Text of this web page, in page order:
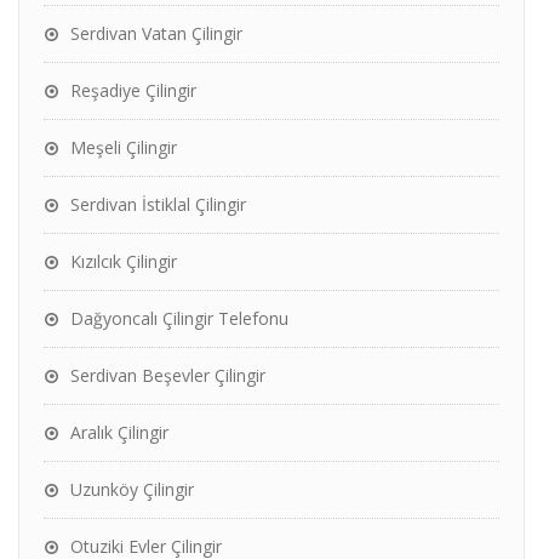
Serdivan Vatan Çilingir
Reşadiye Çilingir
Meşeli Çilingir
Serdivan İstiklal Çilingir
Kızılcık Çilingir
Dağyoncalı Çilingir Telefonu
Serdivan Beşevler Çilingir
Aralık Çilingir
Uzunköy Çilingir
Otuziki Evler Çilingir